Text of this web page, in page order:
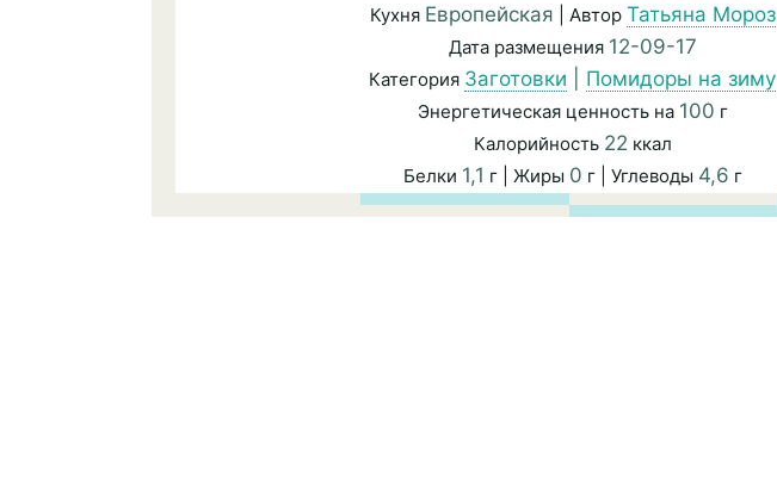
Кухня Европейская | Автор Татьяна Мороз
Дата размещения 12-09-17
Категория Заготовки Помидоры на зиму
Энергетическая ценность на 100 г
Калорийность 22 ккал
Белки 1,1 г | Жиры 0 г | Углеводы 4,6 г